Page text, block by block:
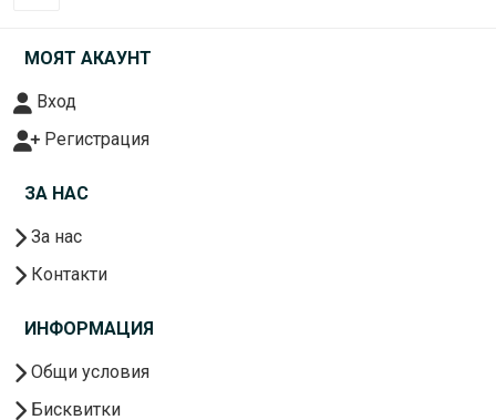
МОЯТ АКАУНТ
Вход
Регистрация
ЗА НАС
За нас
Контакти
ИНФОРМАЦИЯ
Общи условия
Бисквитки